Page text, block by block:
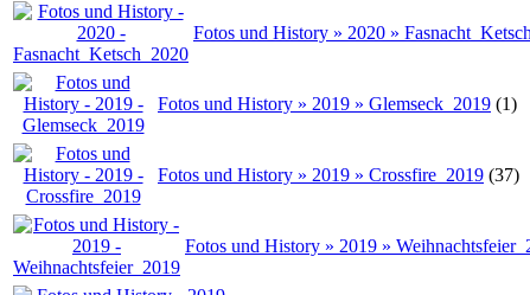
Fotos und History » 2020 »
Fotos und History » 2019 » Glemseck_2019 (1)
Fotos und History » 2019 » Crossfire_2019 (37)
Fotos und History » 2019 »